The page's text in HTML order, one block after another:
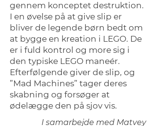
gennem konceptet destruktion.
I en øvelse på at give slip er
bliver de legende børn bedt om
at bygge en kreation i LEGO. De
er i fuld kontrol og more sig i
den typiske LEGO maneér.
Efterfølgende giver de slip, og
”Mad Machines” tager deres
skabning og forsøger at
ødelægge den på sjov vis.
I samarbejde med Matvey